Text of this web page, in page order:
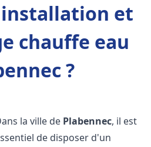
installation et
chauffe eau
?
la ville de Plabennec, il est
de disposer d'un